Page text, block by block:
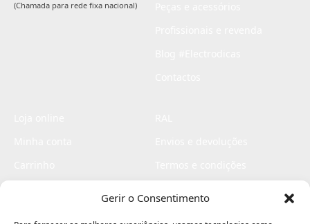
Gerir o Consentimento
(Chamada para rede fixa nacional)